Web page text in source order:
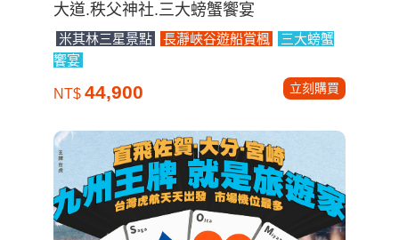
大道.秩父神社.三大螃蟹饗宴
米其林三星景點 長瀞峽谷遊船賞楓
三大螃蟹
饗宴
NT$ 44,900 立刻購買